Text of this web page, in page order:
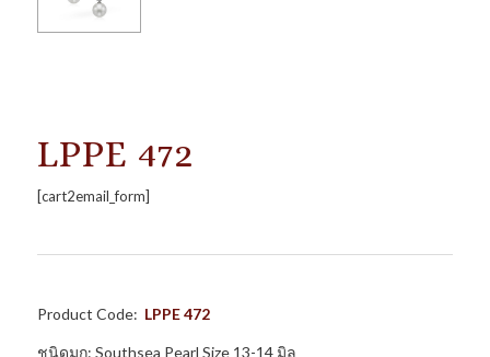
LPPE 472
[cart2email_form]
Product Code: LPPE 472
ชนิดมุก: Southsea Pearl Size 13-14 มิล